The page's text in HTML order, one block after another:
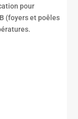
pour
(foyers et poêles